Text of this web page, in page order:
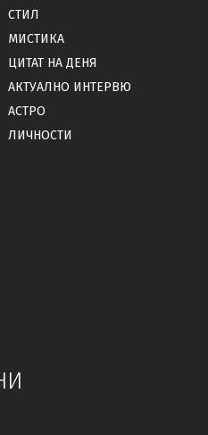
СТИЛ
МИСТИКА
ЦИТАТ НА ДЕНЯ
АКТУАЛНО ИНТЕРВЮ
АСТРО
ЛИЧНОСТИ